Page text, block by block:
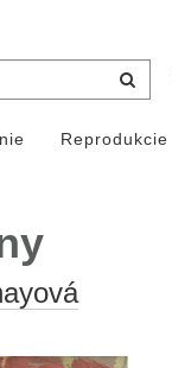
Reprodukcie